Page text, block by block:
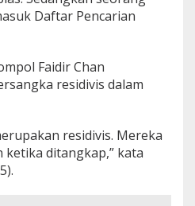
Daftar Pencarian
Faidir Chan
residivis dalam
residivis. Mereka
ditangkap,” kata